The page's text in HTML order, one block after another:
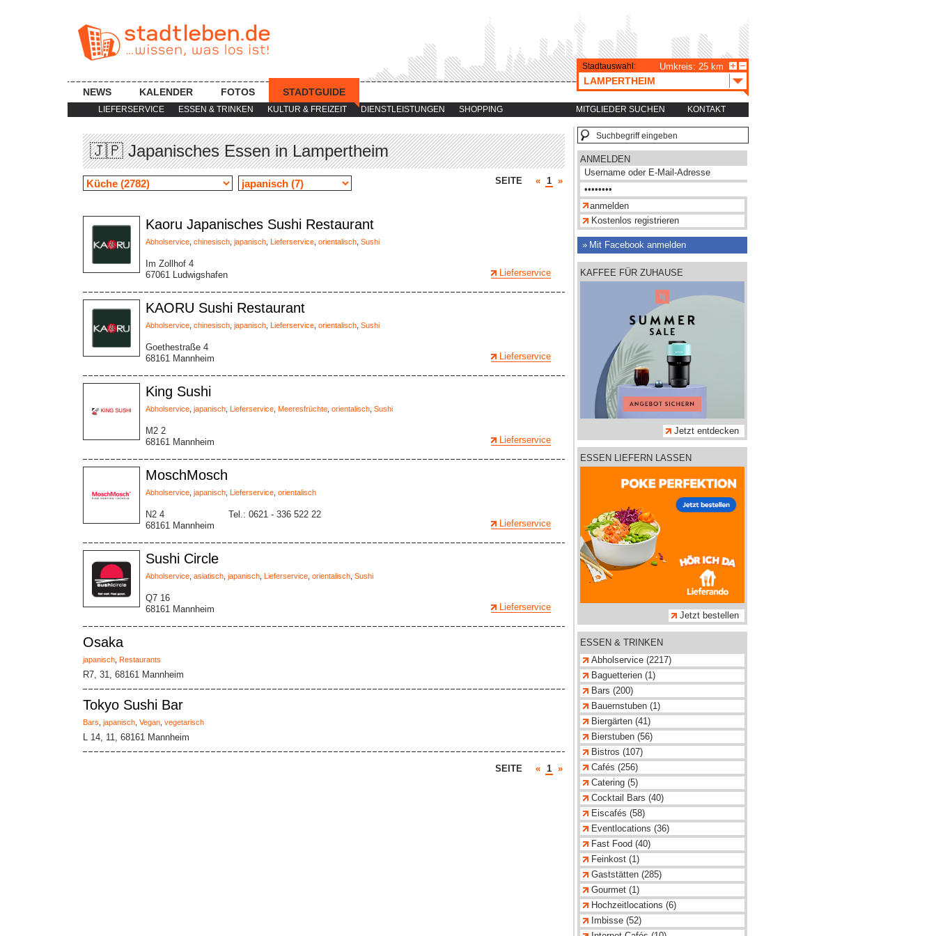
LIEFERSERVICE ESSEN & TRINKEN KULTUR & FREIZEIT DIENSTLEISTUNGEN SHOPPING MITGLIEDER SUCHEN KONTAKT
NEWS KALENDER FOTOS STADTGUIDE
Stadtauswahl: Umkreis: 25 km
LAMPERTHEIM
🇯🇵 Japanisches Essen in Lampertheim
SEITE « 1 »
Kaoru Japanisches Sushi Restaurant
Abholservice chinesisch japanisch Lieferservice orientalisch Sushi
Im Zollhof 4
67061 Ludwigshafen
Lieferservice
KAORU Sushi Restaurant
Abholservice chinesisch japanisch Lieferservice orientalisch Sushi
Goethestraße 4
68161 Mannheim
Lieferservice
King Sushi
Abholservice japanisch Lieferservice Meeresfrüchte orientalisch Sushi
M2 2
68161 Mannheim
Lieferservice
MoschMosch
Abholservice japanisch Lieferservice orientalisch
N2 4
68161 Mannheim
Tel.: 0621 - 336 522 22
Lieferservice
Sushi Circle
Abholservice asiatisch japanisch Lieferservice orientalisch Sushi
Q7 16
68161 Mannheim
Lieferservice
Osaka
japanisch Restaurants
R7, 31, 68161 Mannheim
Tokyo Sushi Bar
Bars japanisch Vegan vegetarisch
L 14, 11, 68161 Mannheim
SEITE « 1 »
ANMELDEN
Kostenlos registrieren
Mit Facebook anmelden
KAFFEE FÜR ZUHAUSE
Jetzt entdecken
ESSEN LIEFERN LASSEN
Jetzt bestellen
ESSEN & TRINKEN
Abholservice (2217)
Baguetterien (1)
Bars (200)
Bauernstuben (1)
Biergärten (41)
Bierstuben (56)
Bistros (107)
Cafés (256)
Catering (5)
Cocktail Bars (40)
Eiscafés (58)
Eventlocations (36)
Fast Food (40)
Feinkost (1)
Gaststätten (285)
Gourmet (1)
Hochzeitlocations (6)
Imbisse (52)